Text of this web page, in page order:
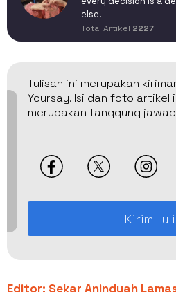
else.
Total Artikel 2227
Tulisan ini merupakan
Yoursay. Isi dan foto artikel
merupakan tanggung
Kirim
Editor: Sekar Anindyah